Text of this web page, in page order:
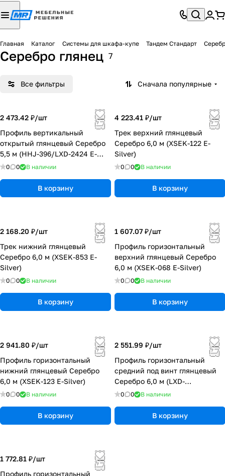
Главная Каталог Системы для шкафа-купе Тандем Стандарт
Серебро глянец 7
Все фильтры Сначала популярные
2 473.42 ₽/шт
Профиль вертикальный
открытый глянцевый Серебро
5,5 м (HHJ-396/LXD-2424 E-
Silver)
0 0 В наличии
В корзину
4 223.41 ₽/шт
Трек верхний глянцевый
Серебро 6,0 м (XSEK-122 E-
Silver)
0 0 В наличии
В корзину
2 168.20 ₽/шт
Трек нижний глянцевый
Серебро 6,0 м (XSEK-853 E-
Silver)
0 0 В наличии
В корзину
1 607.07 ₽/шт
Профиль горизонтальный
верхний глянцевый Серебро
6,0 м (XSEK-068 E-Silver)
0 0 В наличии
В корзину
2 941.80 ₽/шт
Профиль горизонтальный
нижний глянцевый Серебро
6,0 м (XSEK-123 E-Silver)
0 0 В наличии
В корзину
2 551.99 ₽/шт
Профиль горизонтальный
средний под винт глянцевый
Серебро 6,0 м (LXD-
4450/XGJB-933 E-Silver)
0 0 В наличии
В корзину
1 772.81 ₽/шт
Профиль горизонтальный